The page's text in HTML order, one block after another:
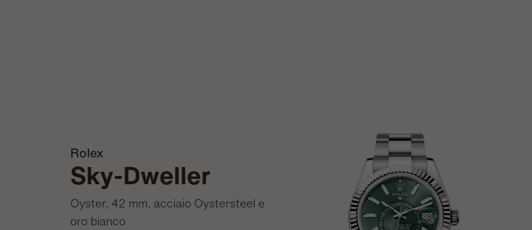
Rolex
Sky-Dweller
Oyster, 42 mm, acciaio Oystersteel e
oro bianco